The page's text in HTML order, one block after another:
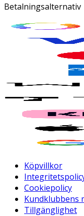
Betalningsalternativ
Köpvillkor
Cookiepolicy
Kundklubbens
Tillgänglighet